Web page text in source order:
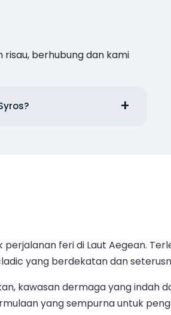
berhubung dan kami
feri di Laut Aegean.
yang berdekatan dan
kawasan dermaga yang indah
yang sempurna untuk